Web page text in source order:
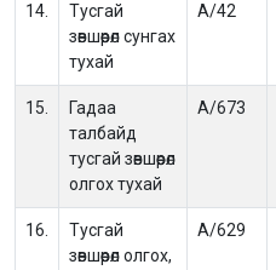
14.
Тусгай
зөвшөөрөл сунгах
тухай
А/42
15.
Гадаа
талбайд
тусгай зөвшөөрөл
олгох тухай
А/673
16.
Тусгай
зөвшөөрөл олгох,
А/629